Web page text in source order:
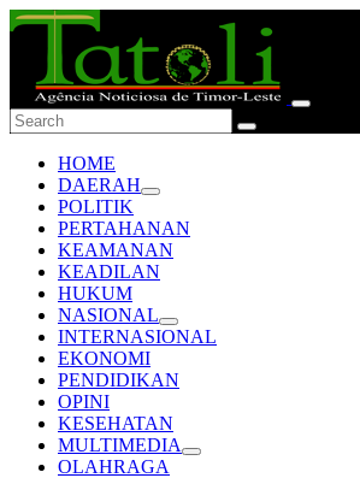
HOME
DAERAH
POLITIK
PERTAHANAN
KEAMANAN
KEADILAN
HUKUM
NASIONAL
INTERNASIONAL
EKONOMI
PENDIDIKAN
OPINI
KESEHATAN
MULTIMEDIA
OLAHRAGA